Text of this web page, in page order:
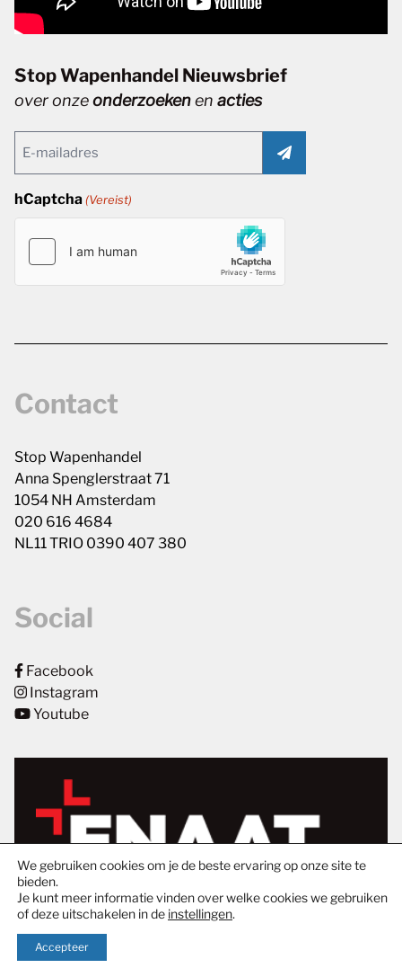
Stop Wapenhandel Nieuwsbrief
over onzeonderzoekenen acties
(Vereist)
hCaptcha (Vereist)
Contact
Stop Wapenhandel
Anna Spenglerstraat 71
1054 NH Amsterdam
020 616 4684
NL11 TRIO 0390 407 380
Social
Facebook
Instagram
Youtube
We gebruiken cookies om je de beste ervaring op onze site te
bieden.
Je kunt meer informatie vinden over welke cookies we gebruiken
of deze uitschakelen in de instellingen.
Accepteer